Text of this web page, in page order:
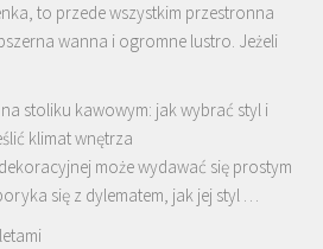
to przede wszystkim przestronna
wanna i ogromne lustro. Jeżeli
stoliku kawowym: jak wybrać styl i
klimat wnętrza
może wydawać się prostym
się z dylematem, jak jej styl …